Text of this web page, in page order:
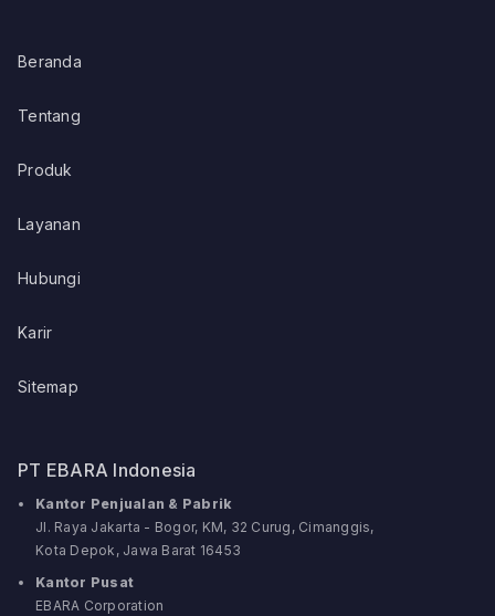
Beranda
Tentang
Produk
Layanan
Hubungi
Karir
Sitemap
PT EBARA Indonesia
Kantor Penjualan & Pabrik
Jl. Raya Jakarta - Bogor, KM, 32 Curug, Cimanggis,
Kota Depok, Jawa Barat 16453
Kantor Pusat
EBARA Corporation